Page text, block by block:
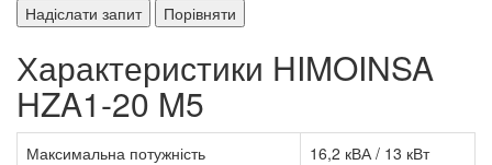
Надіслати запит
Порівняти
Характеристики HIMOINSA
HZA1-20 M5
Максимальна потужність
16,2 кВА / 13 кВт